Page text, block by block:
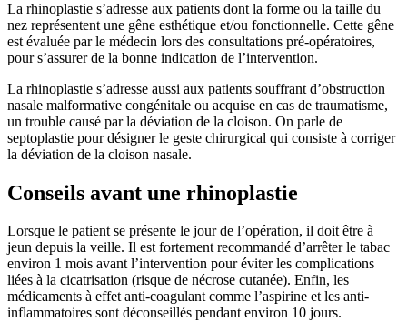
La rhinoplastie s’adresse aux patients dont la forme ou la taille du
nez représentent une gêne esthétique et/ou fonctionnelle. Cette gêne
est évaluée par le médecin lors des consultations pré-opératoires,
pour s’assurer de la bonne indication de l’intervention.
La rhinoplastie s’adresse aussi aux patients souffrant d’obstruction
nasale malformative congénitale ou acquise en cas de traumatisme,
un trouble causé par la déviation de la cloison. On parle de
septoplastie pour désigner le geste chirurgical qui consiste à corriger
la déviation de la cloison nasale.
Conseils avant une rhinoplastie
Lorsque le patient se présente le jour de l’opération, il doit être à
jeun depuis la veille. Il est fortement recommandé d’arrêter le tabac
environ 1 mois avant l’intervention pour éviter les complications
liées à la cicatrisation (risque de nécrose cutanée). Enfin, les
médicaments à effet anti-coagulant comme l’aspirine et les anti-
inflammatoires sont déconseillés pendant environ 10 jours.